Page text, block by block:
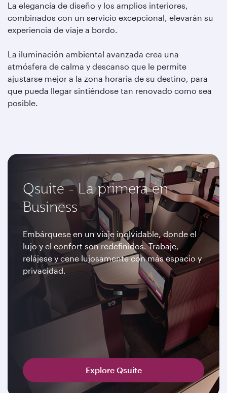
La elegancia de diseño y los amplios interiores,
combinados con un servicio excepcional, elevarán su
experiencia de viaje a bordo.
La iluminación ambiental avanzada crea una
atmósfera de calma y descanso que le permite
ajustarse mejor a la zona horaria de su destino, para
que pueda llegar sintiéndose tan renovado como sea
posible.
Qsuite - La primera en
Business
Embárquese en un viaje inolvidable, donde el
lujo y el confort son redefinidos. Trabaje,
relájese y cene lujosamente con más espacio y
privacidad.
Explore Qsuite